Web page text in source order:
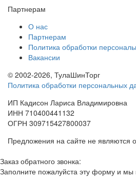
Партнерам
О нас
Партнерам
Политика обработки
Вакансии
© 2002-2026, ТулаШинТорг
Политика обработки персональных
ИП Кадисон Лариса Владимировна
ИНН 710400441132
ОГРН 309715427800037
Предложения на сайте не являются
Заказ обратного звонка:
Заполните пожалуйста эту форму и